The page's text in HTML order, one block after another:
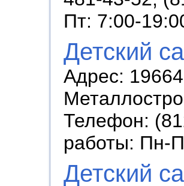
Пт: 7:00-
Детский
Адрес:
Телефон:
работы: Пн-
Детский